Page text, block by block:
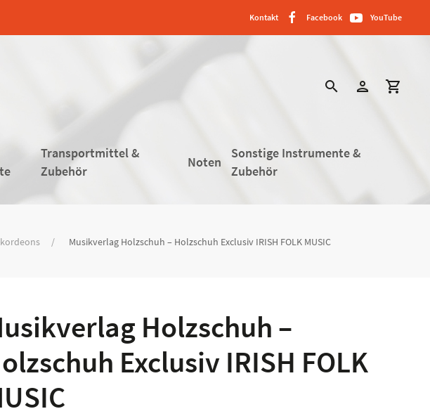
Kontakt Facebook YouTube
search person shopping_cart
Transportmittel &
Zubehör
Noten
Sonstige Instrumente &
Zubehör
Musikverlag Holzschuh – Holzschuh Exclusiv IRISH FOLK MUSIC
Holzschuh –
Exclusiv IRISH FOLK